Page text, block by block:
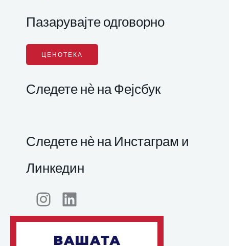
Пазарувајте одговорно
ЦЕНОТЕКА
Следете нѐ на Фејсбук
Следете нѐ на Инстаграм и
Линкедин